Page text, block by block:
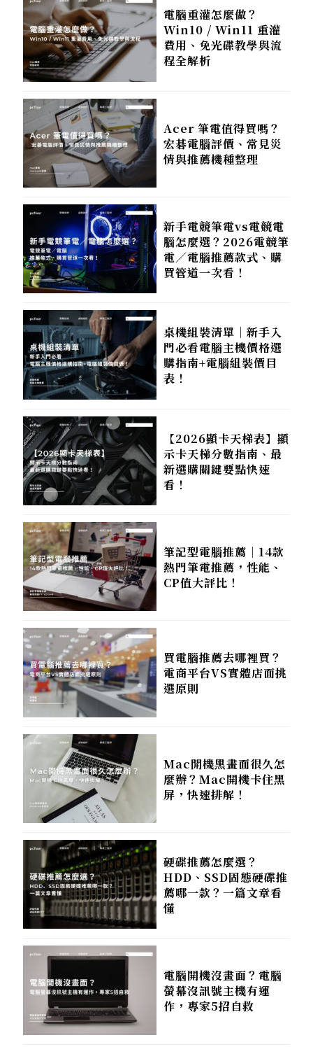
電腦重灌怎麼做？
Win10 / Win11 重灌
費用、免光碟教學與流
程全解析
Acer 筆電值得買嗎？
宏碁電腦評價、常見災
情與推薦機種整理
新手電競筆電vs電競電
腦怎麼選？2026電競筆
電／電腦推薦款式、購
買管道一次看！
桌機組裝清單｜新手入
門必看電腦主機價格選
購指南+電腦組裝價目
表！
【2026顯卡天梯表】顯
示卡天梯分數指南、最
新選購關鍵要點快速
看！
筆記型電腦推薦｜14款
熱門筆電推薦，性能、
CP值大評比！
買電腦推薦去哪裡買？
電商平台VS實體店面挑
選原則
Mac開機黑畫面很久怎
麼辦？Mac開機卡住黑
屏，快速排解！
硬碟推薦怎麼選？
HDD、SSD固態硬碟推
薦哪一款？一篇文章看
懂
電腦開機沒畫面？電腦
螢幕沒訊號主機有運
作，專家5招自救